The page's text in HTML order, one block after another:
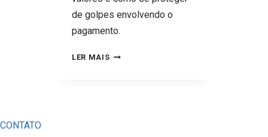
de golpes envolvendo o
pagamento.
LER MAISDINHEIRO
CONTATO